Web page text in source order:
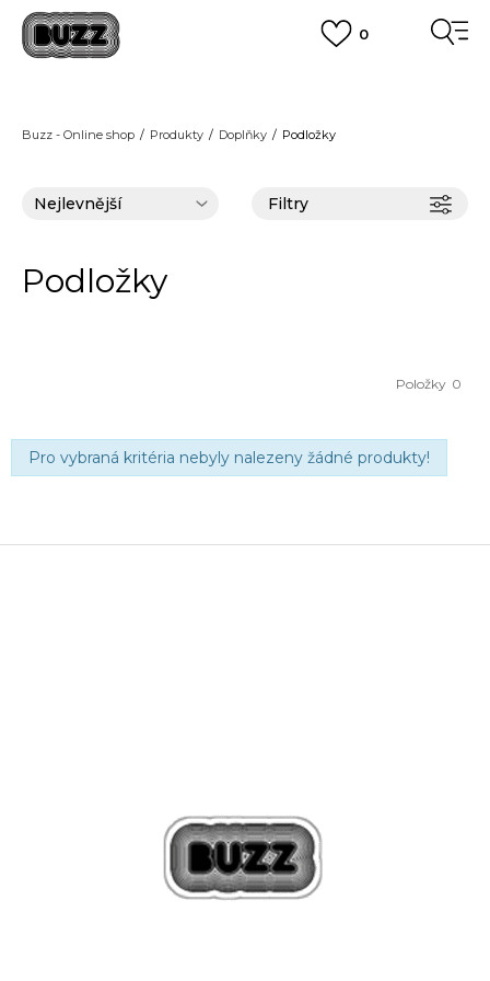
0
pro objednávky nad 2.500 Kč (neplatí pro Click&Collect)
Buzz - Online shop Produkty Doplňky Podložky
Filtry
Podložky
0
Položky
Pro vybraná kritéria nebyly nalezeny žádné produkty!